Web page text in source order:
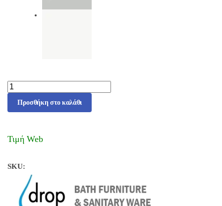
Προσθήκη στο καλάθι
Τιμή Web
SKU: